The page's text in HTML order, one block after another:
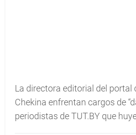
La directora editorial del portal
Chekina enfrentan cargos de
periodistas de TUT.BY que